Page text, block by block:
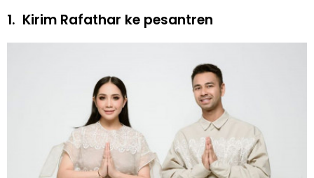
1. Kirim Rafathar ke pesantren